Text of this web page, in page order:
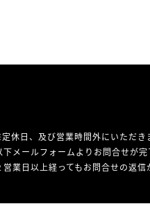
休日、及び営業時間外にいただき
下メールフォームよりお問合せが
営業日以上経ってもお問合せの返